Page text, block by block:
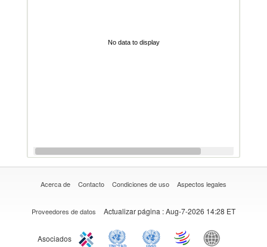
No data to display
Acerca de Contacto Condiciones de uso Aspectos legales
Proveedores de datos Actualizar página : Aug-7-2026 14:28 ET
Asociados